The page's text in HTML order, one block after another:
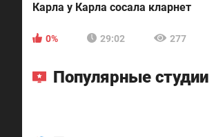
Карла у Карла сосала кларнет
0% 29:02 277
Популярные студии